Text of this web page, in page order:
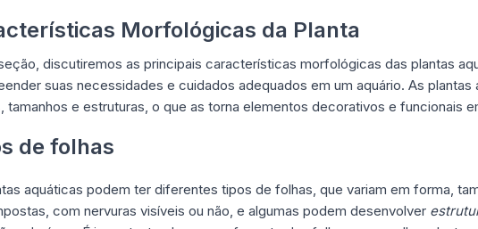
Morfológicas da Planta
discutiremos as principais características morfológicas das plantas
suas necessidades e cuidados adequados em um aquário. As
tamanhos e estruturas, o que as torna elementos decorativos e funcionais
de folhas
aquáticas podem ter diferentes tipos de folhas, que variam em forma,
com nervuras visíveis ou não, e algumas podem desenvolver